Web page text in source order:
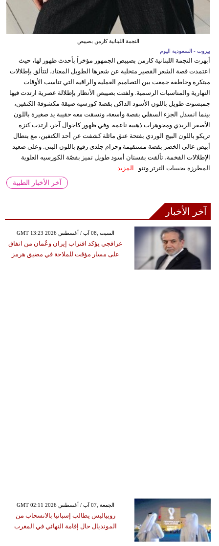
النجمة اللبنانية كارمن بصيبص
بيروت - السعودية اليوم
أبهرت النجمة اللبنانية كارمن بصيبص الجمهور مؤخراً بأحدث ظهور لها، حيث
اعتمدت قصة الشعر القصير متخلية عن شعرها الطويل المعتاد، لتتألق بإطلالات
مبتكرة وخاطفة جمعت بين التصاميم العملية والراقية التي تناسب الأوقات
النهارية والمناسبات الرسمية. ولفتت بصيبص الأنظار بإطلالة عصرية ارتدت فيها
جمبسوت طويل باللون الأسود الداكن بقصة كورسيه ضيقة مكشوفة الكتفين،
بينما انسدل الجزء السفلي بقصة واسعة، ونسقت معه حقيبة يد صغيرة باللون
الأصفر الزبدي ومجوهرات ذهبية ناعمة. وفي ظهور كاجوال آخر، ارتدت كنزة
تريكو باللون البيج الوردي بفتحة عنق مائلة كشفت عن أحد الكتفين، مع بنطال
أبيض عالي الخصر بقصة مستقيمة وحزام جلدي رفيع باللون البني. وعلى صعيد
الإطلالات الفخمة، تألقت بفستان أسود طويل تميز بقصّة الكورسيه العلوية
المطرزة بحبيبات الترتر وتنو...
المزيد
آخر الأخبار الطبية
آخر الأخبار
GMT 13:23 2026 السبت ,08 آب / أغسطس
عراقجي يؤكد اقتراب إيران وعُمان من اتفاق
على مسار مؤقت للملاحة في مضيق هرمز
GMT 02:11 2026 الجمعة ,07 آب / أغسطس
روبياليس يطالب إسبانيا بالانسحاب من
المونديال حال إقامة النهائي في المغرب